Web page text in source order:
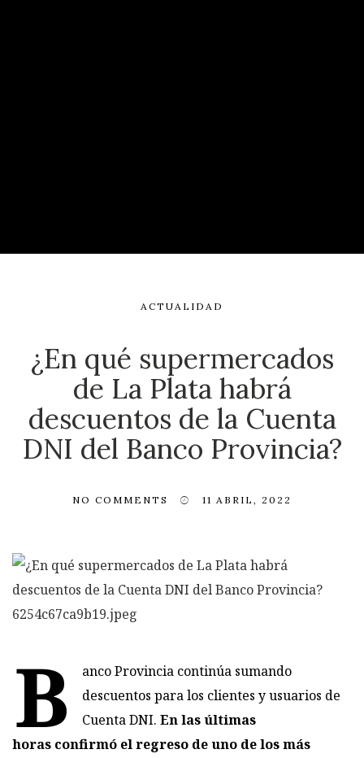
ACTUALIDAD
¿En qué supermercados
de La Plata habrá
descuentos de la Cuenta
DNI del Banco Provincia?
NO COMMENTS 11 ABRIL, 2022
B
anco Provincia continúa sumando
descuentos para los clientes y usuarios de
Cuenta DNI. En las últimas
horas confirmó el regreso de uno de los más